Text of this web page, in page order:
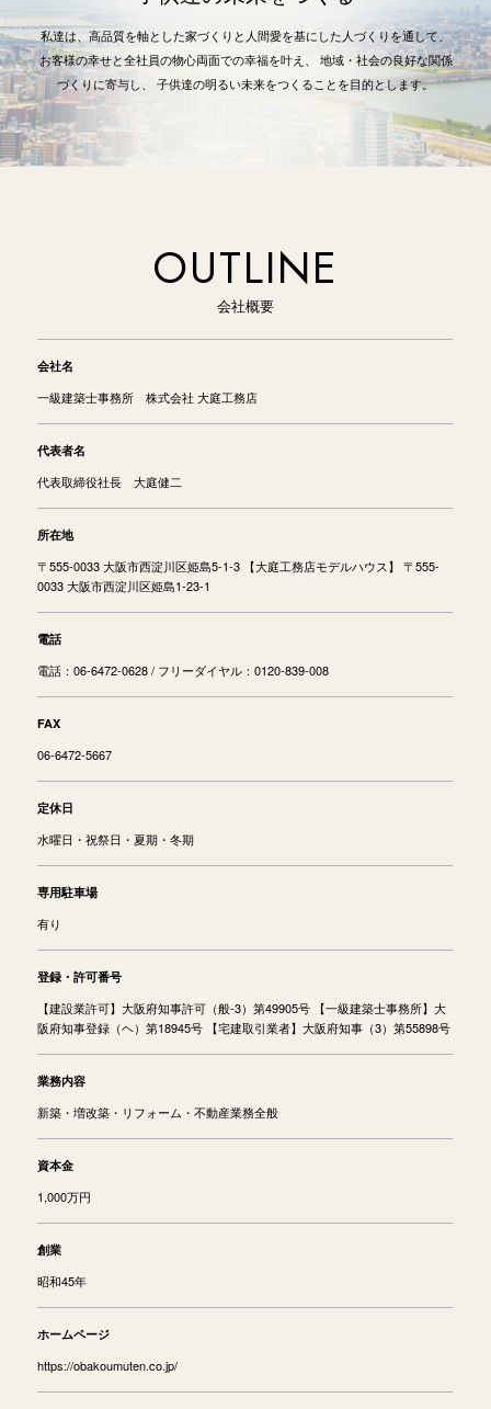
私達は、高品質を軸とした家づくりと人間愛を基にした人づくりを通して、
お客様の幸せと全社員の物心両面での幸福を叶え、 地域・社会の良好な関係
づくりに寄与し、 子供達の明るい未来をつくることを目的とします。
OUTLINE
会社概要
会社名
一級建築士事務所 株式会社 大庭工務店
代表者名
代表取締役社長 大庭健二
所在地
〒555-0033 大阪市西淀川区姫島5-1-3 【大庭工務店モデルハウス】 〒555-
0033 大阪市西淀川区姫島1-23-1
電話
電話：06-6472-0628 / フリーダイヤル：0120-839-008
FAX
06-6472-5667
定休日
水曜日・祝祭日・夏期・冬期
専用駐車場
有り
登録・許可番号
【建設業許可】大阪府知事許可（般-3）第49905号 【一級建築士事務所】大
阪府知事登録（ヘ）第18945号 【宅建取引業者】大阪府知事（3）第55898号
業務内容
新築・増改築・リフォーム・不動産業務全般
資本金
1,000万円
創業
昭和45年
ホームページ
https://obakoumuten.co.jp/